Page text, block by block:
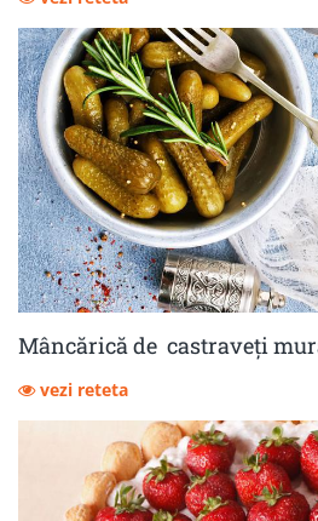
Mâncărică de castraveţi
vezi reteta